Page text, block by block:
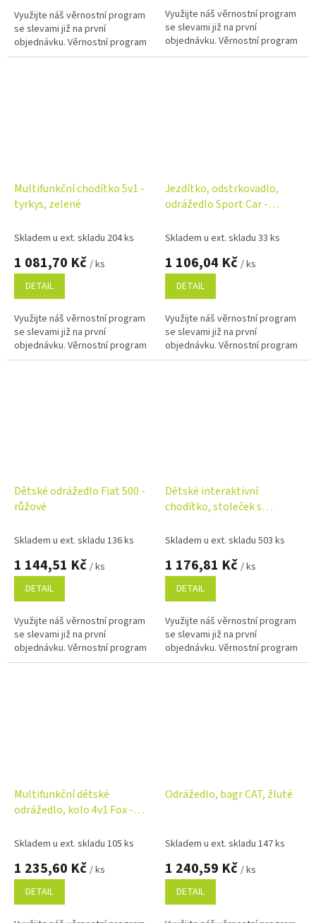
Využijte náš věrnostní program
se slevami již na první
objednávku. Věrnostní program
Využijte náš věrnostní program
se slevami již na první
objednávku. Věrnostní program
Multifunkční chodítko 5v1 -
tyrkys, zelené
Skladem u ext. skladu 204 ks
1 081,70 Kč / ks
DETAIL
Využijte náš věrnostní program
se slevami již na první
objednávku. Věrnostní program
Jezdítko, odstrkovadlo,
odrážedlo Sport Car -
Skladem u ext. skladu 33 ks
1 106,04 Kč / ks
DETAIL
Využijte náš věrnostní program
se slevami již na první
objednávku. Věrnostní program
Dětské odrážedlo Fiat 500 -
růžové
Skladem u ext. skladu 136 ks
1 144,51 Kč / ks
DETAIL
Využijte náš věrnostní program
se slevami již na první
objednávku. Věrnostní program
Dětské interaktivní
chodítko, stoleček s
tyrkysové
Skladem u ext. skladu 503 ks
1 176,81 Kč / ks
DETAIL
Využijte náš věrnostní program
se slevami již na první
objednávku. Věrnostní program
Multifunkční dětské
odrážedlo, kolo 4v1 Fox -
Skladem u ext. skladu 105 ks
1 235,60 Kč / ks
DETAIL
Odrážedlo, bagr CAT, žluté
Skladem u ext. skladu 147 ks
1 240,59 Kč / ks
DETAIL